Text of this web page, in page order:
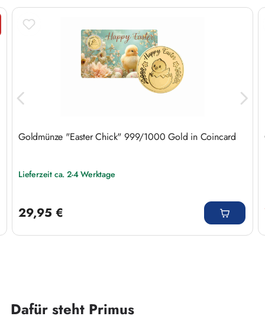
Goldmünze "Easter Chick" 999/1000 Gold in Coincard
Lieferzeit ca. 2-4 Werktage
29,95 €
Dafür steht Primus